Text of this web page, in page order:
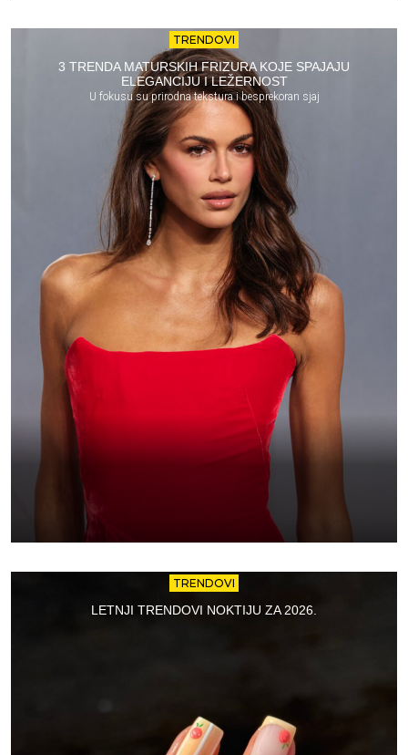
TRENDOVI
3 TRENDA MATURSKIH FRIZURA KOJE SPAJAJU
ELEGANCIJU I LEŽERNOST
U fokusu su prirodna tekstura i besprekoran sjaj
TRENDOVI
LETNJI TRENDOVI NOKTIJU ZA 2026.